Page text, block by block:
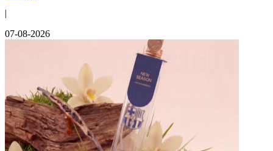
|
07-08-2026